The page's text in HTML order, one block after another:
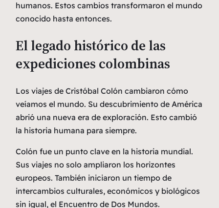
humanos. Estos cambios transformaron el mundo
conocido hasta entonces.
El legado histórico de las
expediciones colombinas
Los viajes de Cristóbal Colón cambiaron cómo
veíamos el mundo. Su descubrimiento de América
abrió una nueva era de exploración. Esto cambió
la historia humana para siempre.
Colón fue un punto clave en la historia mundial.
Sus viajes no solo ampliaron los horizontes
europeos. También iniciaron un tiempo de
intercambios culturales, económicos y biológicos
sin igual, el Encuentro de Dos Mundos.